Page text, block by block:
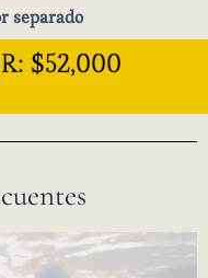
separado
$52,000